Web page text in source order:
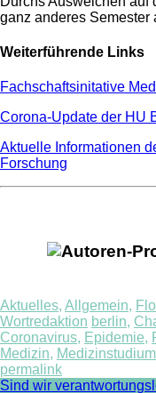
ganz anderes Semester
Weiterführende Links
Fachschaftsinitative
Corona-Update der HU
Aktuelle Informationen
Forschung
Aktuelles, Allgemein,
Wortredaktion berlin,
Coronavirus, Epidemie,
Medizin, Medizinstudium
permalink
Sind wir